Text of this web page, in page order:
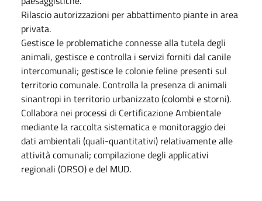
Rilascio autorizzazioni per abbattimento piante in area
privata.
Gestisce le problematiche connesse alla tutela degli
animali, gestisce e controlla i servizi forniti dal canile
intercomunali; gestisce le colonie feline presenti sul
territorio comunale. Controlla la presenza di animali
sinantropi in territorio urbanizzato (colombi e storni).
Collabora nei processi di Certificazione Ambientale
mediante la raccolta sistematica e monitoraggio dei
dati ambientali (quali-quantitativi) relativamente alle
attività comunali; compilazione degli applicativi
regionali (ORSO) e del MUD.